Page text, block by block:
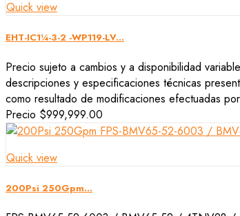
Quick view
EHT-IC1¼-3-2 -WP119-LV...
Precio sujeto a cambios y a disponibilidad
descripciones y especificaciones técnicas
como resultado de modificaciones efectuadas
Precio $999,999.00
Quick view
200Psi 250Gpm...